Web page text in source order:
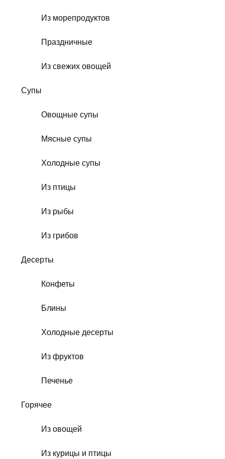
Из морепродуктов
Праздничные
Из свежих овощей
Супы
Овощные супы
Мясные супы
Холодные супы
Из птицы
Из рыбы
Из грибов
Десерты
Конфеты
Блины
Холодные десерты
Из фруктов
Печенье
Горячее
Из овощей
Из курицы и птицы